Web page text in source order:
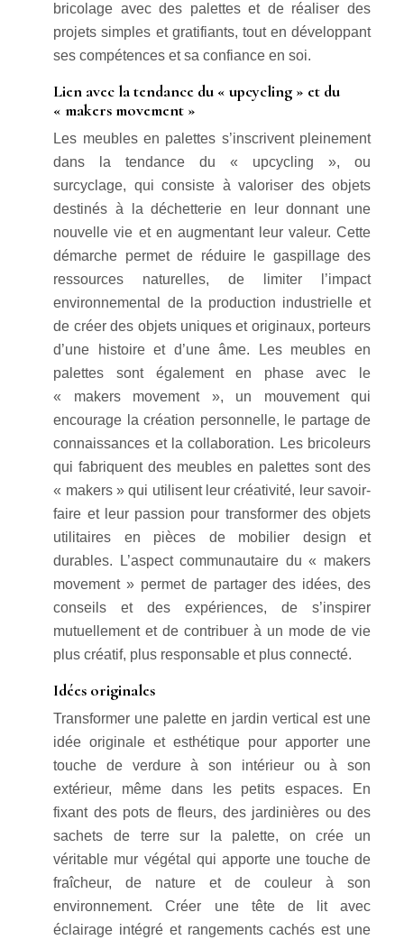
bricolage avec des palettes et de réaliser des
projets simples et gratifiants, tout en développant
ses compétences et sa confiance en soi.
Lien avec la tendance du « upcycling » et du
« makers movement »
Les meubles en palettes s’inscrivent pleinement
dans la tendance du « upcycling », ou
surcyclage, qui consiste à valoriser des objets
destinés à la déchetterie en leur donnant une
nouvelle vie et en augmentant leur valeur. Cette
démarche permet de réduire le gaspillage des
ressources naturelles, de limiter l’impact
environnemental de la production industrielle et
de créer des objets uniques et originaux, porteurs
d’une histoire et d’une âme. Les meubles en
palettes sont également en phase avec le
« makers movement », un mouvement qui
encourage la création personnelle, le partage de
connaissances et la collaboration. Les bricoleurs
qui fabriquent des meubles en palettes sont des
« makers » qui utilisent leur créativité, leur savoir-
faire et leur passion pour transformer des objets
utilitaires en pièces de mobilier design et
durables. L’aspect communautaire du « makers
movement » permet de partager des idées, des
conseils et des expériences, de s’inspirer
mutuellement et de contribuer à un mode de vie
plus créatif, plus responsable et plus connecté.
Idées originales
Transformer une palette en jardin vertical est une
idée originale et esthétique pour apporter une
touche de verdure à son intérieur ou à son
extérieur, même dans les petits espaces. En
fixant des pots de fleurs, des jardinières ou des
sachets de terre sur la palette, on crée un
véritable mur végétal qui apporte une touche de
fraîcheur, de nature et de couleur à son
environnement. Créer une tête de lit avec
éclairage intégré et rangements cachés est une